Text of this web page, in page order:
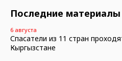
Последние материалы
6 августа
Спасатели из 11 стран
Кыргызстане